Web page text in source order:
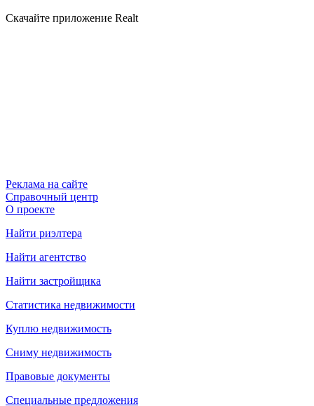
Скачайте приложение Realt
Реклама на сайте
Справочный центр
О проекте
Найти риэлтера
Найти агентство
Найти застройщика
Статистика недвижимости
Куплю недвижимость
Сниму недвижимость
Правовые документы
Специальные предложения